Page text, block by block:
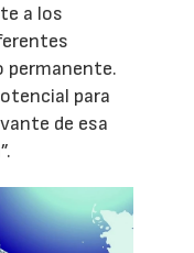
a los
permanente.
para
de esa